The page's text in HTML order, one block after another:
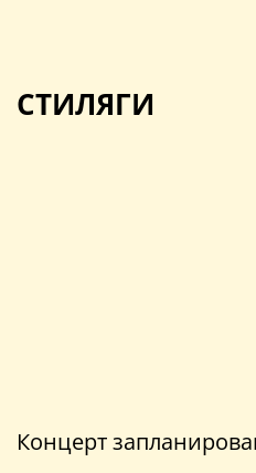
СТИЛЯГИ
Концерт